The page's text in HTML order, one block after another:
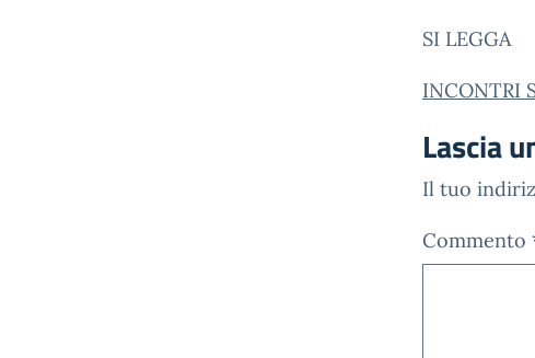
SI LEGGA
INCONTRI
Lascia
Il tuo
Commento